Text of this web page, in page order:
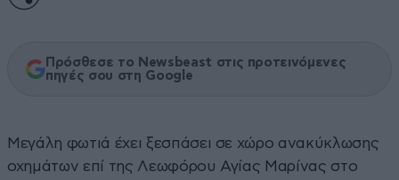
Πρόσθεσε το Newsbeast στις προτεινόμενες
πηγές σου στη Google
Μεγάλη φωτιά έχει ξεσπάσει σε χώρο ανακύκλωσης
οχημάτων επί της Λεωφόρου Αγίας Μαρίνας στο